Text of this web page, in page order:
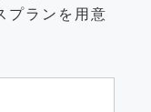
プランを用意